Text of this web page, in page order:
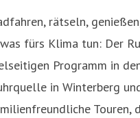
rätseln,
fürs Klima tun: Der
Programm in
in Winterberg
Touren,